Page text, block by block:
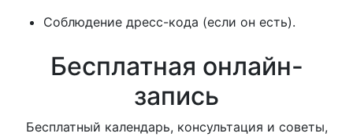
Соблюдение дресс-кода (если он есть).
Бесплатная онлайн-
запись
Бесплатный календарь, консультация и советы,